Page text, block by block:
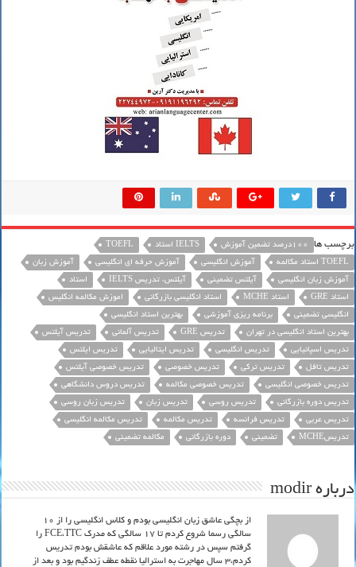
برچسب ها 100درصد تضمین آموزش IELTS استاد
TOEFL
TOEFL استاد مکالمه
آموزش انگلیسی آموزش حرفه ای انگلیسی
آموزش زبان
آموزش زبان انگلیسی
آیلتس تضمینی آیلتس، تدریس IELTS
استاد
استاد GRE
استاد MCHE استاد انگلیسی بازرگانی
اموزش مکالمه انگلیس
انگلیسی تضمینی
برنامه ریزی آموزشی
بهترین استاد انگلیسی
بهترین استاد انگلیسی در تهران
تدریس GRE تدریس آلمانی
تدریس آیلتس
تدریس اسپانیایی
تدریس انگلیسی تدریس ایتالیایی
تدریس ایلتس
تدریس تافل
تدریس ترکی تدریس خصوصی
تدریس خصوصی آیلتس
تدریس خصوصی انگلیسی
تدریس خصوصی مکالمه
تدریس دروس دانشگاهی
تدریس دوره بازرگانی
تدریس روسی تدریس زبان
تدریس زبان روسی
تدریس عربی
تدریس فرانسه تدریس مکالمه
تدریس مکالمه انگلیسی
تدریسMCHE
تضمینی دوره بازرگانی مکالمه تضمینی
درباره modir
از بچگی عاشق زبان انگلیسی بودم و کلاس انگلیسی را از 10
سالگی رسما شروع کردم تا 17 سالگی که مدرک FCE،TTC را
گرفتم سپس در رشته مورد علاقم که عاشقش بودم تدریس
کردم،3 سال مهاجرت به استرالیا نقطه عطف زندگیم بود و بعد از